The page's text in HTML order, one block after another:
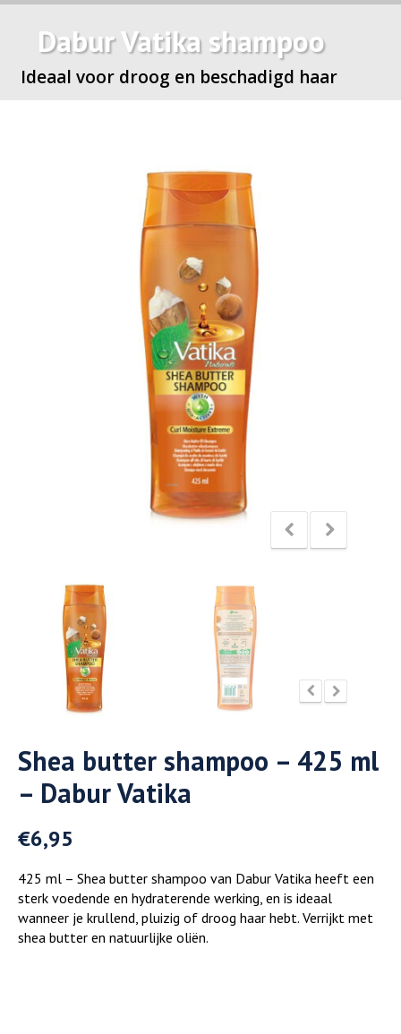
Dabur Vatika shampoo
Ideaal voor droog en beschadigd haar
Shea butter shampoo – 425 ml
– Dabur Vatika
€6,95
425 ml – Shea butter shampoo van Dabur Vatika heeft een
sterk voedende en hydraterende werking, en is ideaal
wanneer je krullend, pluizig of droog haar hebt. Verrijkt met
shea butter en natuurlijke oliën.